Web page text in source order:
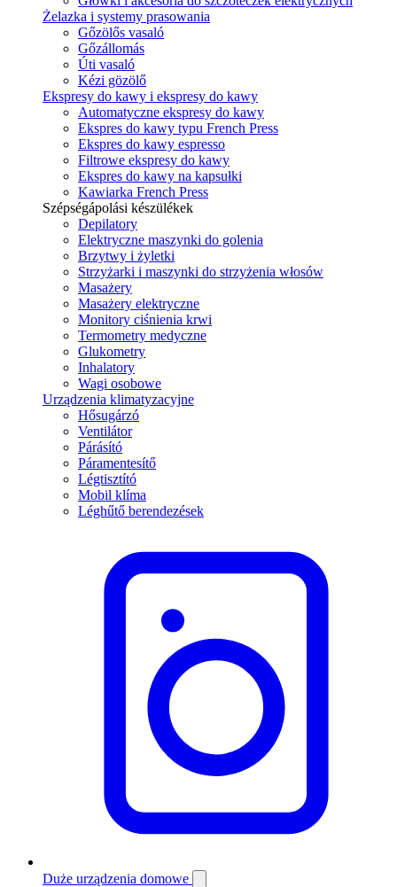
Żelazka i systemy prasowania
Gőzölős vasaló
Gőzállomás
Úti vasaló
Kézi gözölő
Ekspresy do kawy i ekspresy do kawy
Automatyczne ekspresy do kawy
Ekspres do kawy typu French Press
Ekspres do kawy espresso
Filtrowe ekspresy do kawy
Ekspres do kawy na kapsułki
Kawiarka French Press
Szépségápolási készülékek
Depilatory
Elektryczne maszynki do golenia
Brzytwy i żyletki
Strzyżarki i maszynki do strzyżenia włosów
Masażery
Masażery elektryczne
Monitory ciśnienia krwi
Termometry medyczne
Glukometry
Inhalatory
Wagi osobowe
Urządzenia klimatyzacyjne
Hősugárzó
Ventilátor
Párásító
Páramentesítő
Légtisztító
Mobil klíma
Léghűtő berendezések
Duże urządzenia domowe